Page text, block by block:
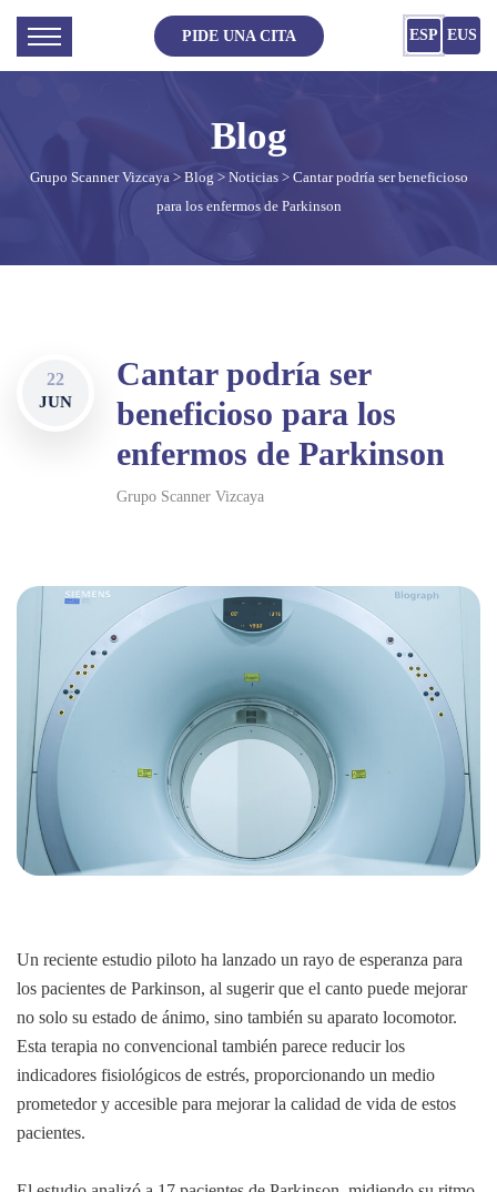
PIDE UNA CITA ESP EUS
Grupo Scanner Vizcaya> Blog > Noticias> Cantar podría ser beneficioso
para los enfermos de Parkinson
22
JUN
Cantar podría ser
beneficioso para los
enfermos de Parkinson
Grupo Scanner Vizcaya
Un reciente estudio piloto ha lanzado un rayo de esperanza para
los pacientes de Parkinson, al sugerir que el canto puede mejorar
no solo su estado de ánimo, sino también su aparato locomotor.
Esta terapia no convencional también parece reducir los
indicadores fisiológicos de estrés, proporcionando un medio
prometedor y accesible para mejorar la calidad de vida de estos
pacientes.